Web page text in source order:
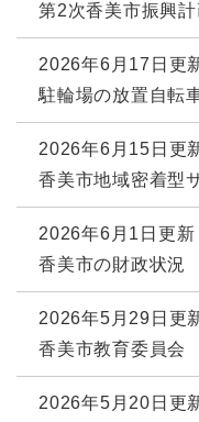
第2次香美市振興
2026年6月17日更
駐輪場の放置自転
2026年6月15日更
香美市地域密着型
2026年6月1日更新
香美市の財政状況
2026年5月29日更
香美市教育委員会
2026年5月20日更